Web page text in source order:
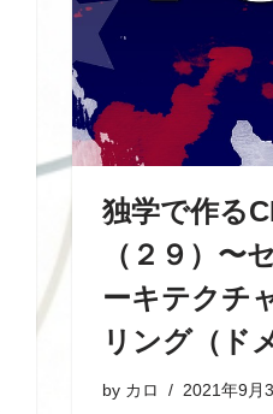
独学で作る
（２９）〜
ーキテクチ
リング（ド
by カロ 2021年9月